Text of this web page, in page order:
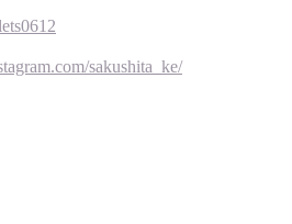
sakushita_ke/